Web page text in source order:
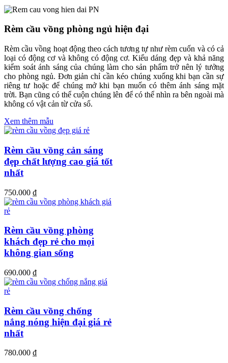
Rèm cầu vồng phòng ngủ hiện đại
Rèm cầu vồng hoạt động theo cách tương tự như rèm cuốn và có cả
loại có động cơ và không có động cơ. Kiểu dáng đẹp và khả năng
kiểm soát ánh sáng của chúng làm cho sản phẩm trở nên lý tưởng
cho phòng ngủ. Đơn giản chỉ cần kéo chúng xuống khi bạn cần sự
riêng tư hoặc để chúng mở khi bạn muốn có thêm ánh sáng mặt
trời. Bạn cũng có thể cuộn chúng lên để có thể nhìn ra bên ngoài mà
không có vật cản từ cửa sổ.
Xem thêm mẫu
Rèm cầu vồng cản sáng
đẹp chất lượng cao giá tốt
nhất
750.000 ₫
Rèm cầu vồng phòng
khách đẹp rẻ cho mọi
không gian sống
690.000 ₫
Rèm cầu vồng chống
nắng nóng hiện đại giá rẻ
nhất
780.000 ₫